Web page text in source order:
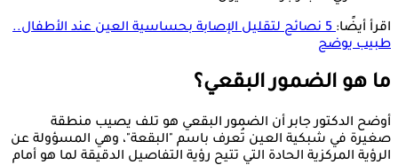
اقرأ أيضًا:
5 نصائح لتقليل الإصابة بحساسية العين عند الأطفال..
طبيب يوضح
ما هو الضمور البقعي؟
أوضح الدكتور جابر أن الضمور البقعي هو تلف يصيب منطقة
صغيرة في شبكية العين تُعرف باسم "البقعة"، وهي المسؤولة عن
الرؤية المركزية الحادة التي تتيح رؤية التفاصيل الدقيقة لما هو أمام